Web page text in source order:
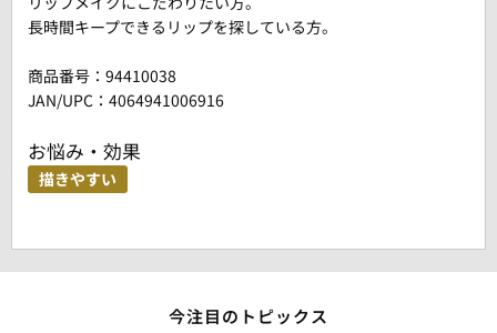
長時間キープできるリップを探している方。
商品番号： 94410038
JAN/UPC：4064941006916
お悩み・効果
描きやすい
今注目のトピックス